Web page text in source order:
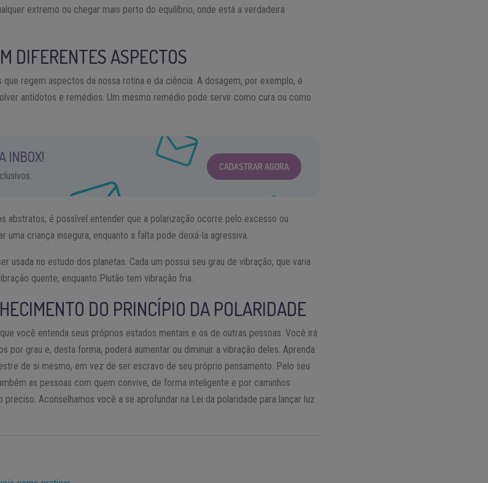
extremo ou chegar mais perto do equilíbrio, onde está a verdadeira
DIFERENTES ASPECTOS
regem aspectos da nossa rotina e da ciência. A dosagem, por exemplo, é
antídotos e remédios. Um mesmo remédio pode servir como cura ou como
INBOX!
CADASTRAR AGORA
abstratos, é possível entender que a polarização ocorre pelo excesso ou
uma criança insegura, enquanto a falta pode deixá-la agressiva.
usada no estudo dos planetas. Cada um possui seu grau de vibração, que varia
quente, enquanto Plutão tem vibração fria.
DO PRINCÍPIO DA POLARIDADE
você entenda seus próprios estados mentais e os de outras pessoas. Você irá
por grau e, desta forma, poderá aumentar ou diminuir a vibração deles. Aprenda
de si mesmo, em vez de ser escravo de seu próprio pensamento. Pelo seu
as pessoas com quem convive, de forma inteligente e por caminhos
preciso. Aconselhamos você a se aprofundar na Lei da polaridade para lançar luz